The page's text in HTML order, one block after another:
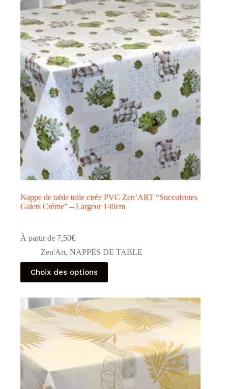
variations.
Les
options
peuvent
être
choisies
sur
la
page
du
produit
Nappe de table toile cirée PVC Zen’ART “Succulentes
Galets Crème” – Largeur 140cm
À partir de 7,50€
Zen'Art, NAPPES DE TABLE
Choix des options
Ce
produit
a
Les
options
peuvent
être
choisies
sur
du